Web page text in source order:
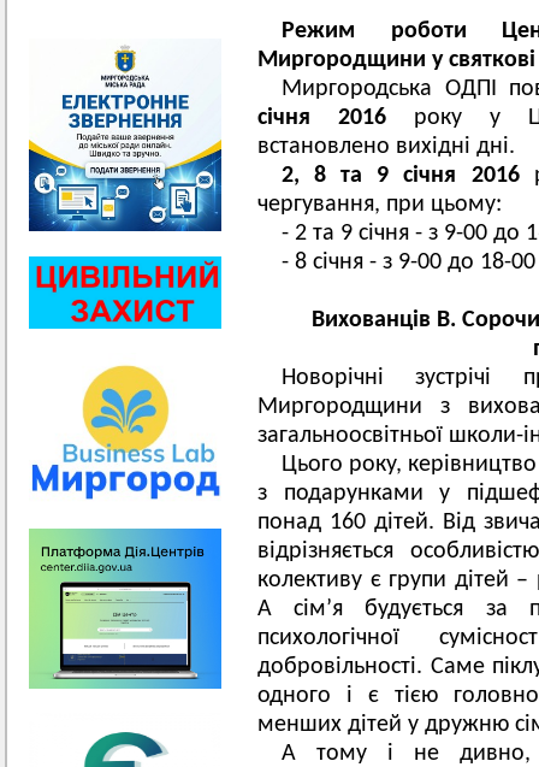
Режим роботи
Миргородщини у святкові
Миргородська ОДПІ
січня
2016 року у
встановлено вихідні дні.
2, 8 та 9 січня
2016
чергування, при цьому:
- 2 та 9 січня - з 9-00 до
- 8 січня - з 9-00 до 18-
Вихованців В.
Новорічні зустрічі
Миргородщини з
загальноосвітньої
Цього року,
з подарунками у
понад 160 дітей. Від
відрізняється
колективу є групи дітей
А сім’я будується за
психологічної
добровільності. Саме
одного і є тією
менших дітей у дружню
А тому і не дивно,